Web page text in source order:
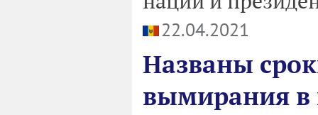
22.04.2021
Названы
вымирания в